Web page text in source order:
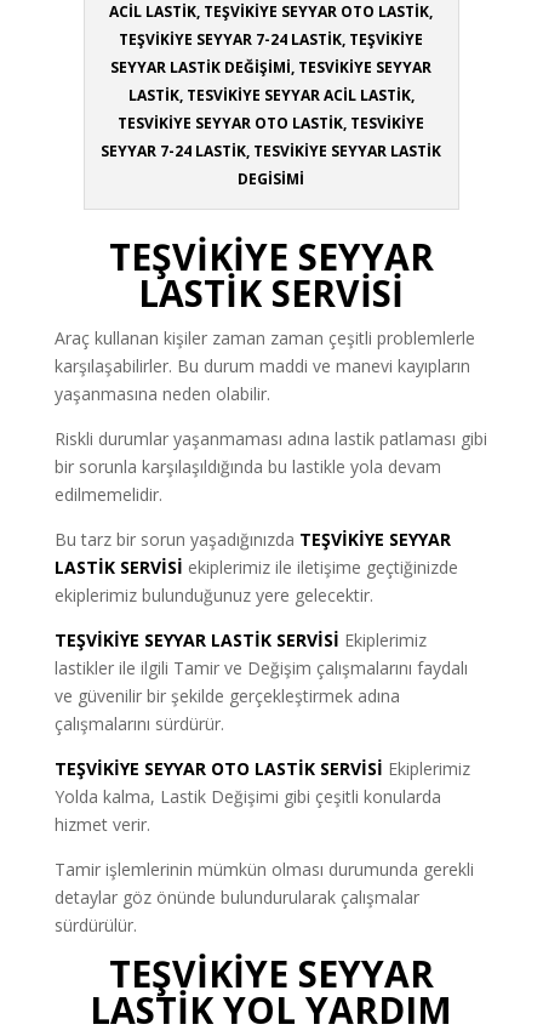
ACİL LASTİK, TEŞVİKİYE SEYYAR OTO LASTİK,
TEŞVİKİYE SEYYAR 7-24 LASTİK, TEŞVİKİYE
SEYYAR LASTİK DEĞİŞİMİ, TESVİKİYE SEYYAR
LASTİK, TESVİKİYE SEYYAR ACİL LASTİK,
TESVİKİYE SEYYAR OTO LASTİK, TESVİKİYE
SEYYAR 7-24 LASTİK, TESVİKİYE SEYYAR LASTİK
DEGİSİMİ
TEŞVİKİYE SEYYAR
LASTİK SERVİSİ
Araç kullanan kişiler zaman zaman çeşitli problemlerle
karşılaşabilirler. Bu durum maddi ve manevi kayıpların
yaşanmasına neden olabilir.
Riskli durumlar yaşanmaması adına lastik patlaması gibi
bir sorunla karşılaşıldığında bu lastikle yola devam
edilmemelidir.
Bu tarz bir sorun yaşadığınızda TEŞVİKİYE SEYYAR
LASTİK SERVİSİ ekiplerimiz ile iletişime geçtiğinizde
ekiplerimiz bulunduğunuz yere gelecektir.
TEŞVİKİYE SEYYAR LASTİK SERVİSİ Ekiplerimiz
lastikler ile ilgili Tamir ve Değişim çalışmalarını faydalı
ve güvenilir bir şekilde gerçekleştirmek adına
çalışmalarını sürdürür.
TEŞVİKİYE SEYYAR OTO LASTİK SERVİSİ Ekiplerimiz
Yolda kalma, Lastik Değişimi gibi çeşitli konularda
hizmet verir.
Tamir işlemlerinin mümkün olması durumunda gerekli
detaylar göz önünde bulundurularak çalışmalar
sürdürülür.
TEŞVİKİYE SEYYAR
LASTİK YOL YARDIM